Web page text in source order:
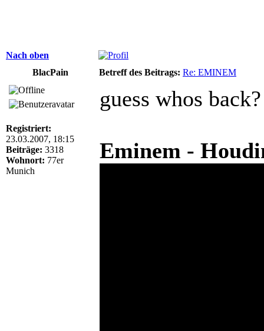
Nach oben
BlacPain
Betreff des Beitrags: Re: EMINEM
Registriert:
23.03.2007, 18:15
Beiträge: 3318
Wohnort: 77er
Munich
guess whos
Eminem -